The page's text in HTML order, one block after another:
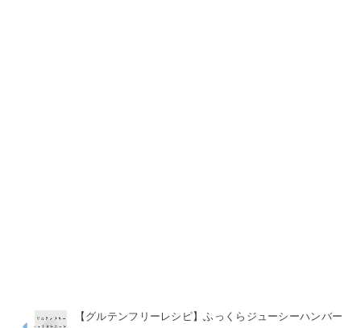
【グルテンフリーレシピ】ふっくらジューシーハンバー